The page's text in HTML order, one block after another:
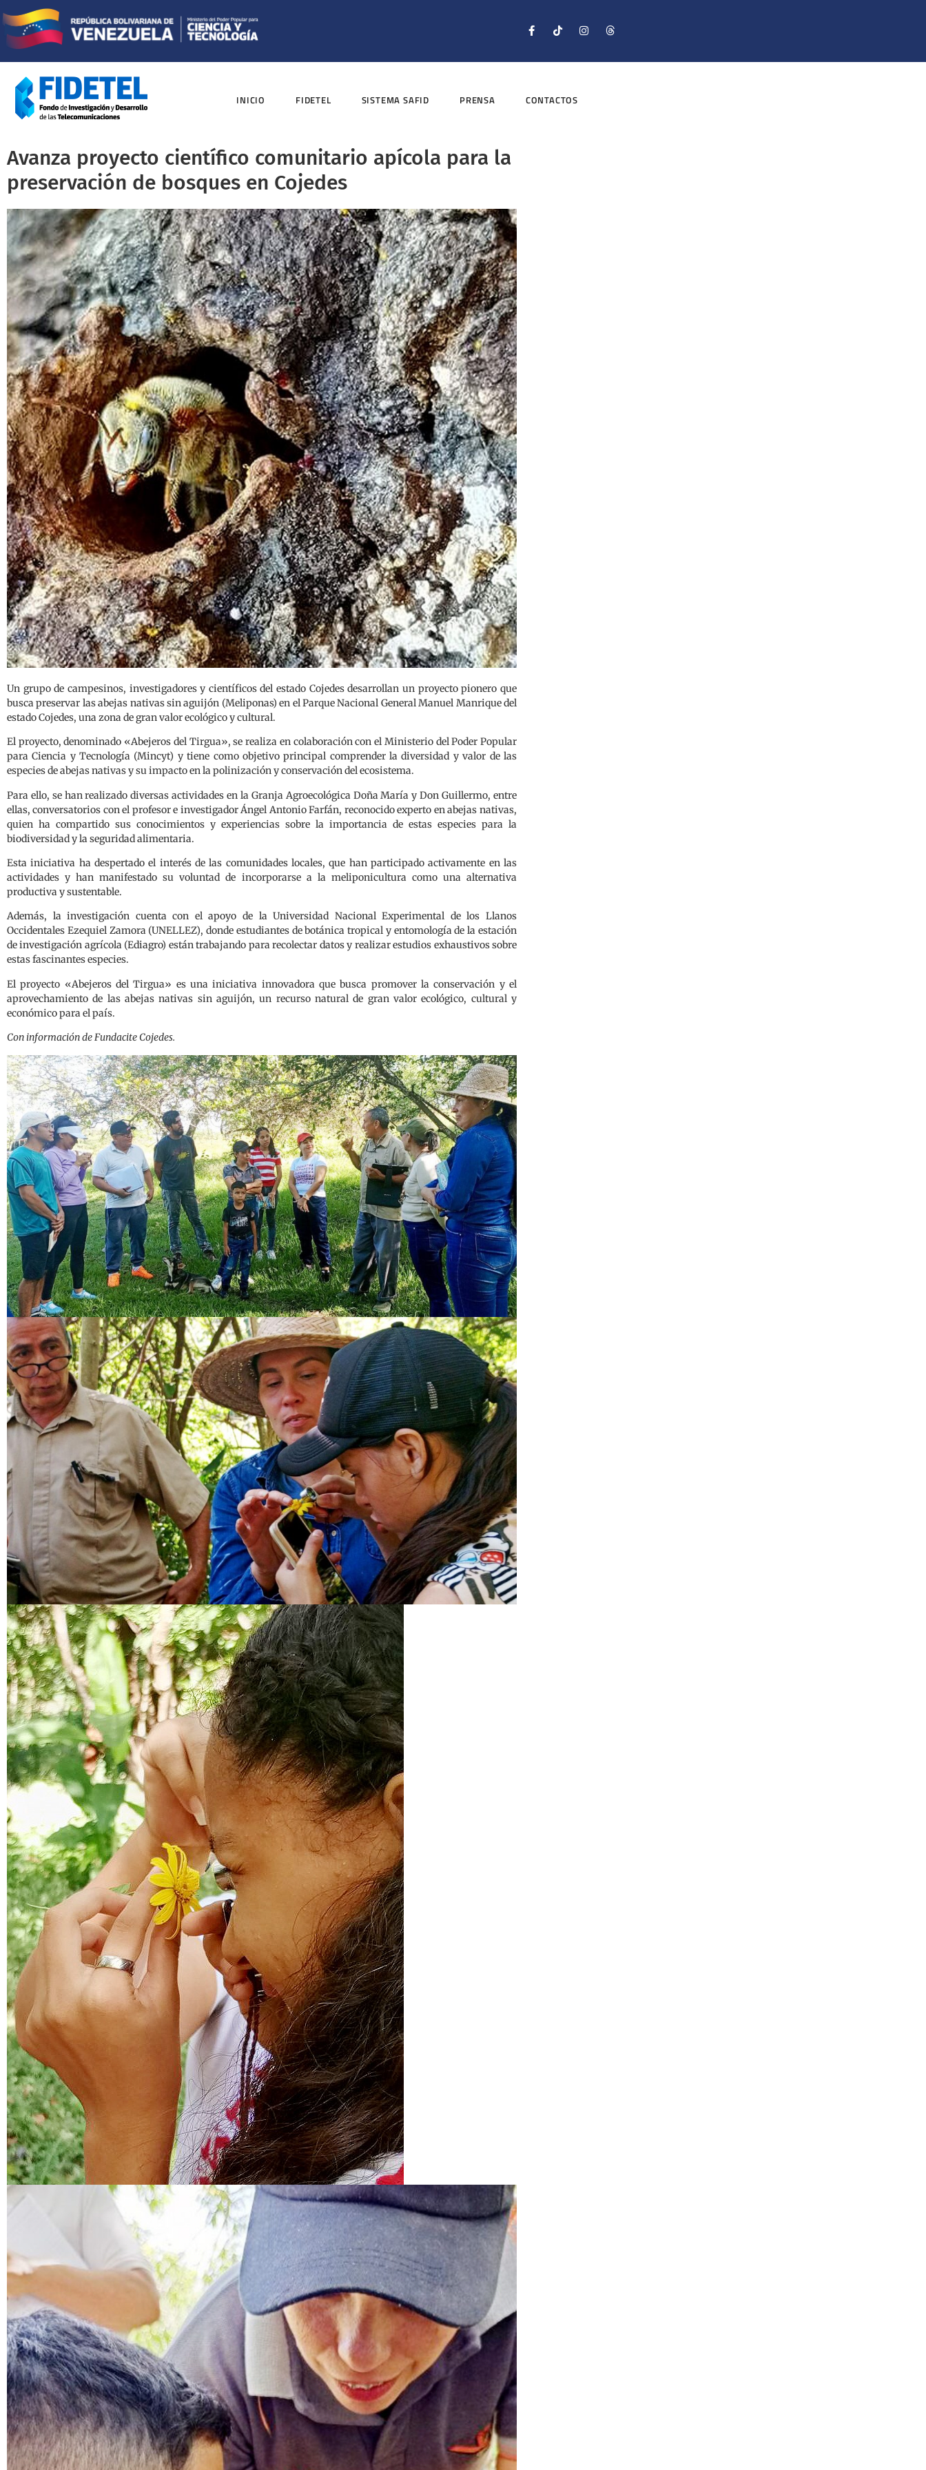
INICIO FIDETEL SISTEMA SAFID PRENSA CONTACTOS
Avanza proyecto científico comunitario apícola para la
preservación de bosques en Cojedes
Un grupo de campesinos, investigadores y científicos del estado Cojedes desarrollan un proyecto pionero que
busca preservar las abejas nativas sin aguijón (Meliponas) en el Parque Nacional General Manuel Manrique del
estado Cojedes, una zona de gran valor ecológico y cultural.
El proyecto, denominado «Abejeros del Tirgua», se realiza en colaboración con el Ministerio del Poder Popular
para Ciencia y Tecnología (Mincyt) y tiene como objetivo principal comprender la diversidad y valor de las
especies de abejas nativas y su impacto en la polinización y conservación del ecosistema.
Para ello, se han realizado diversas actividades en la Granja Agroecológica Doña María y Don Guillermo, entre
ellas, conversatorios con el profesor e investigador Ángel Antonio Farfán, reconocido experto en abejas nativas,
quien ha compartido sus conocimientos y experiencias sobre la importancia de estas especies para la
biodiversidad y la seguridad alimentaria.
Esta iniciativa ha despertado el interés de las comunidades locales, que han participado activamente en las
actividades y han manifestado su voluntad de incorporarse a la meliponicultura como una alternativa
productiva y sustentable.
Además, la investigación cuenta con el apoyo de la Universidad Nacional Experimental de los Llanos
Occidentales Ezequiel Zamora (UNELLEZ), donde estudiantes de botánica tropical y entomología de la estación
de investigación agrícola (Ediagro) están trabajando para recolectar datos y realizar estudios exhaustivos sobre
estas fascinantes especies.
El proyecto «Abejeros del Tirgua» es una iniciativa innovadora que busca promover la conservación y el
aprovechamiento de las abejas nativas sin aguijón, un recurso natural de gran valor ecológico, cultural y
económico para el país.
Con información de Fundacite Cojedes.